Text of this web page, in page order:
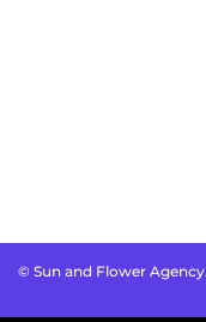
© Sun and Flower